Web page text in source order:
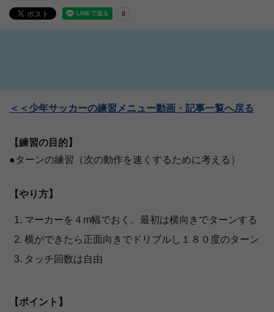
＜＜少年サッカーの練習メニュー動画・記事一覧へ戻る
【練習の目的】
●ターンの練習（次の動作を速くするために考える）
【やり方】
マーカーを４m幅でおく。最初は横向きでターンする
横ができたら正面向きでドリブルし１８０度のターン
タッチ回数は自由
【ポイント】